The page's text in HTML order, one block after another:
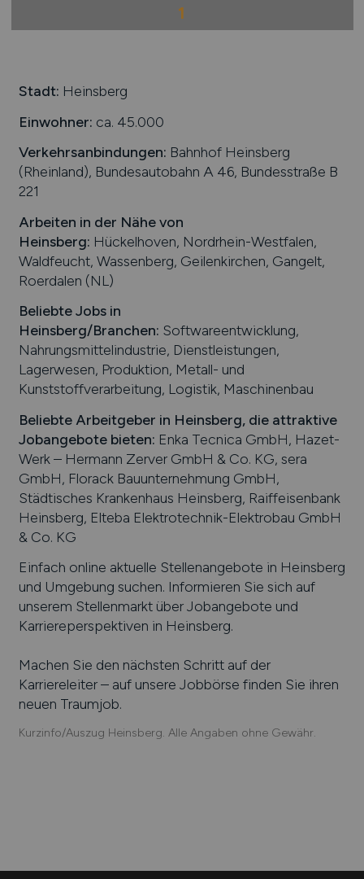
1
Stadt: Heinsberg
Einwohner: ca. 45.000
Verkehrsanbindungen: Bahnhof Heinsberg
(Rheinland), Bundesautobahn A 46, Bundesstraße B
221
Arbeiten in der Nähe von
Heinsberg: Hückelhoven, Nordrhein-Westfalen,
Waldfeucht, Wassenberg, Geilenkirchen, Gangelt,
Roerdalen (NL)
Beliebte Jobs in
Heinsberg/Branchen: Softwareentwicklung,
Nahrungsmittelindustrie, Dienstleistungen,
Lagerwesen, Produktion, Metall- und
Kunststoffverarbeitung, Logistik, Maschinenbau
Beliebte Arbeitgeber in Heinsberg, die attraktive
Jobangebote bieten: Enka Tecnica GmbH, Hazet-
Werk – Hermann Zerver GmbH & Co. KG, sera
GmbH, Florack Bauunternehmung GmbH,
Städtisches Krankenhaus Heinsberg, Raiffeisenbank
Heinsberg, Elteba Elektrotechnik-Elektrobau GmbH
& Co. KG
Einfach online aktuelle Stellenangebote in Heinsberg
und Umgebung suchen. Informieren Sie sich auf
unserem Stellenmarkt über Jobangebote und
Karriereperspektiven in Heinsberg.
Machen Sie den nächsten Schritt auf der
Karriereleiter – auf unsere Jobbörse finden Sie ihren
neuen Traumjob.
Kurzinfo/Auszug Heinsberg. Alle Angaben ohne Gewähr.